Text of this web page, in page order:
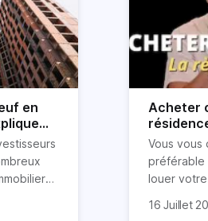
en
choisir
Acheter
règle
révélée
Vous vous
préférable
louer
expert en
16 Juillet